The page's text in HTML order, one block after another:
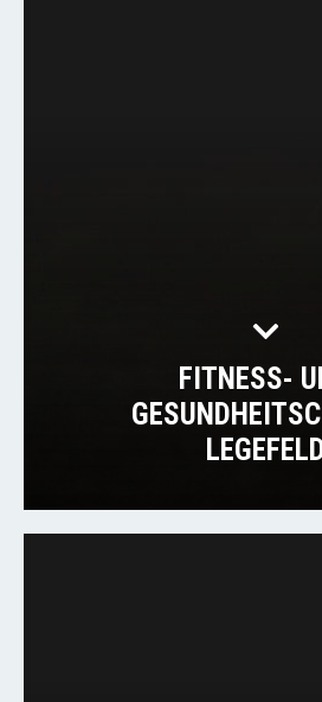
FITNESS-